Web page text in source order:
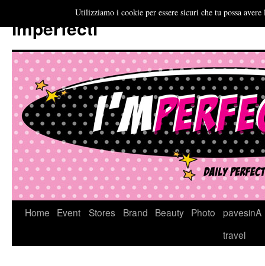
Imperfecti
VaiHome Event Stores Brand Beauty Photo
pavesinA
travel
Utilizziamo i cookie per essere sicuri che tu possa